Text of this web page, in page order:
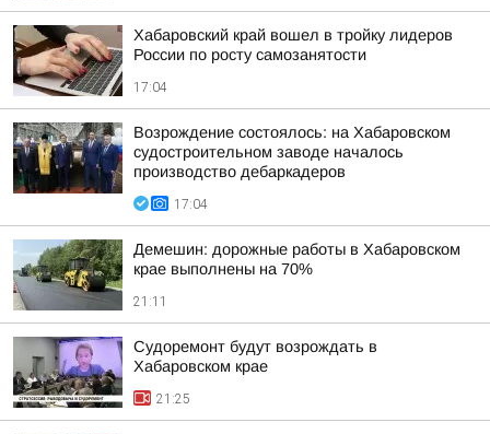
Хабаровский край вошел в тройку лидеров
России по росту самозанятости
17:04
Возрождение состоялось: на Хабаровском
судостроительном заводе началось
производство дебаркадеров
17:04
Демешин: дорожные работы в Хабаровском
крае выполнены на 70%
21:11
Судоремонт будут возрождать в
Хабаровском крае
21:25